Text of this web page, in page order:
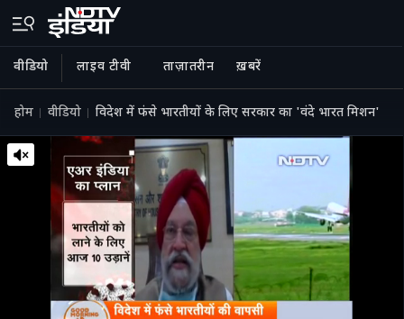
वीडियो लाइव टीवी ताज़ातरीन ख़बरें
होम वीडियो विदेश में फंसे भारतीयों के लिए सरकार का 'वंदे भारत मिशन'